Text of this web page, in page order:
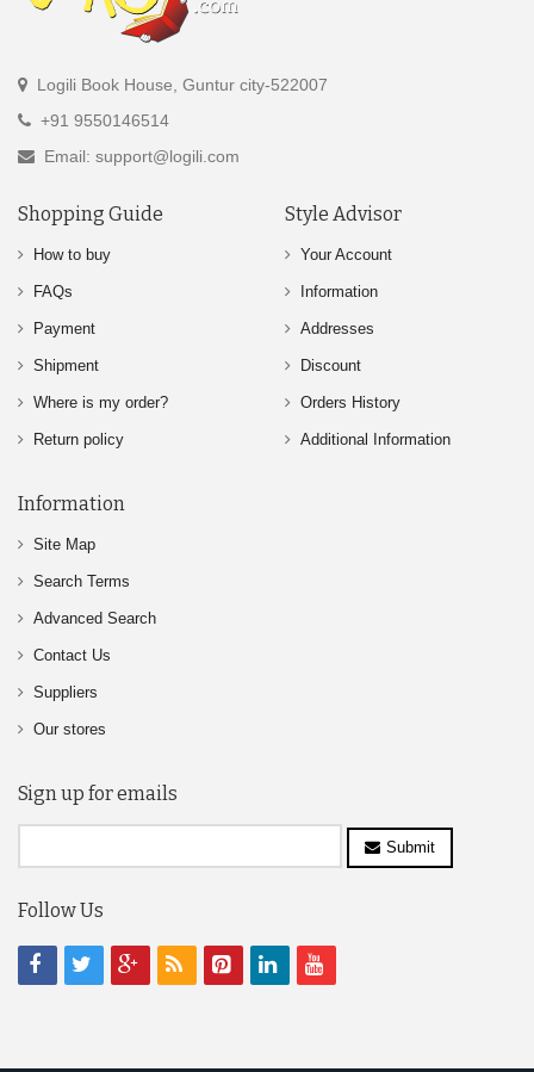
Logili Book House, Guntur city-522007
+91 9550146514
Email: support@logili.com
Shopping Guide
How to buy
FAQs
Payment
Shipment
Where is my order?
Return policy
Style Advisor
Your Account
Information
Addresses
Discount
Orders History
Additional Information
Information
Site Map
Search Terms
Advanced Search
Contact Us
Suppliers
Our stores
Sign up for emails
Submit
Follow Us